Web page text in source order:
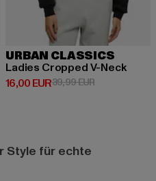
EUR
URBAN CLASSICS
Ladies Cropped V-Neck
16,00 EUR
Derzeitiger Preis: 16,00 EUR
39,99 EURAktionspreis:
Style für echte